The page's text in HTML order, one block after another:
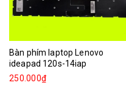
Bàn phím laptop Lenovo
ideapad 120s-14iap
250.000₫